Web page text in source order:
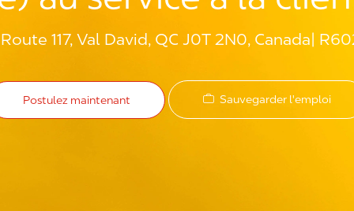
117, Val David, QC J0T 2N0, Canada
Postulez maintenant Sauvegarder l'emploi